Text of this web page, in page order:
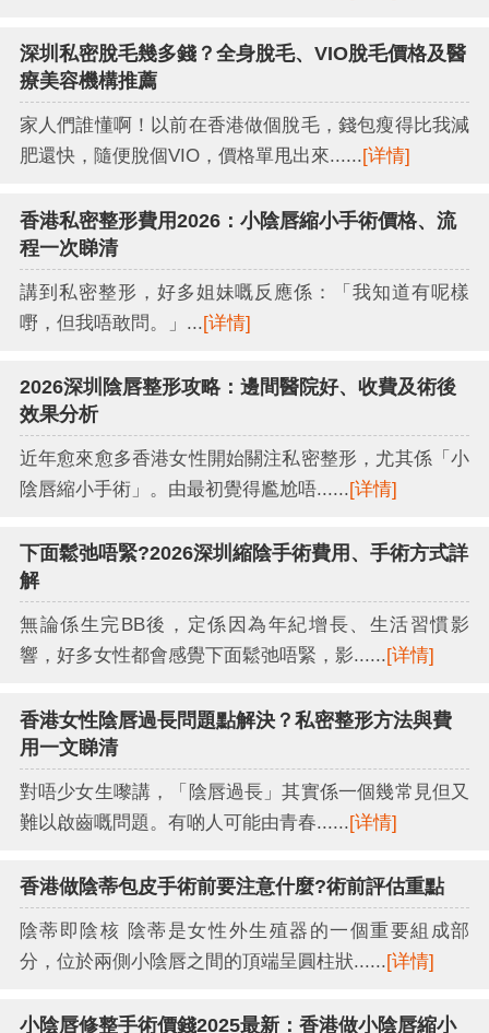
深圳私密脫毛幾多錢？全身脫毛、VIO脫毛價格及醫
療美容機構推薦
家人們誰懂啊！以前在香港做個脫毛，錢包瘦得比我減
肥還快，隨便脫個VIO，價格單甩出來......[详情]
香港私密整形費用2026：小陰唇縮小手術價格、流
程一次睇清
講到私密整形，好多姐妹嘅反應係：「我知道有呢樣
嘢，但我唔敢問。」...[详情]
2026深圳陰唇整形攻略：邊間醫院好、收費及術後
效果分析
近年愈來愈多香港女性開始關注私密整形，尤其係「小
陰唇縮小手術」。由最初覺得尷尬唔......[详情]
下面鬆弛唔緊?2026深圳縮陰手術費用、手術方式詳
解
無論係生完BB後，定係因為年紀增長、生活習慣影
響，好多女性都會感覺下面鬆弛唔緊，影......[详情]
香港女性陰唇過長問題點解決？私密整形方法與費
用一文睇清
對唔少女生嚟講，「陰唇過長」其實係一個幾常見但又
難以啟齒嘅問題。有啲人可能由青春......[详情]
香港做陰蒂包皮手術前要注意什麼?術前評估重點
陰蒂即陰核 陰蒂是女性外生殖器的一個重要組成部
分，位於兩側小陰唇之間的頂端呈圓柱狀......[详情]
小陰唇修整手術價錢2025最新：香港做小陰唇縮小